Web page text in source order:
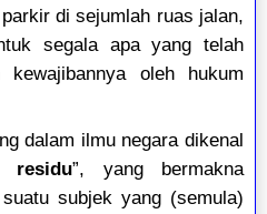
di sejumlah ruas jalan,
segala apa yang telah
kewajibannya oleh hukum
dalam ilmu negara dikenal
residu”, yang bermakna
subjek yang (semula)